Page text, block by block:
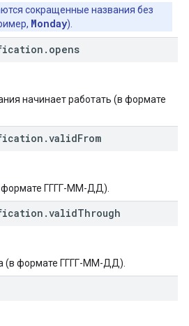
сокращенные названия без
Monday).
. opens
начинает работать (в формате
.validFrom
формате ГГГГ-ММ-ДД).
.validThrough
(в формате ГГГГ-ММ-ДД).